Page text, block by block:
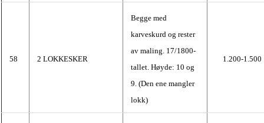
58 2 LOKKESKER
Begge med
karveskurd og rester
av maling. 17/1800-
tallet. Høyde: 10 og
9. (Den ene mangler
lokk)
1.200-1.500